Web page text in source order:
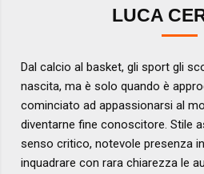
LUCA
Dal calcio al basket, gli sport gli
nascita, ma è solo quando è
cominciato ad appassionarsi al
diventarne fine conoscitore. Stile
senso critico, notevole presenza
inquadrare con rara chiarezza le